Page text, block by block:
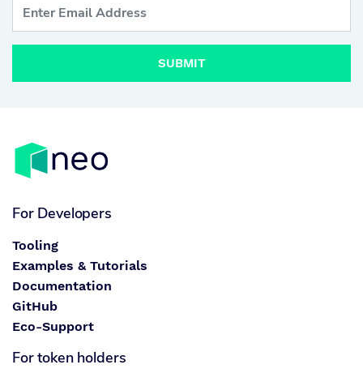
SUBMIT
For Developers
Tooling
Examples & Tutorials
Documentation
GitHub
Eco-Support
For token holders